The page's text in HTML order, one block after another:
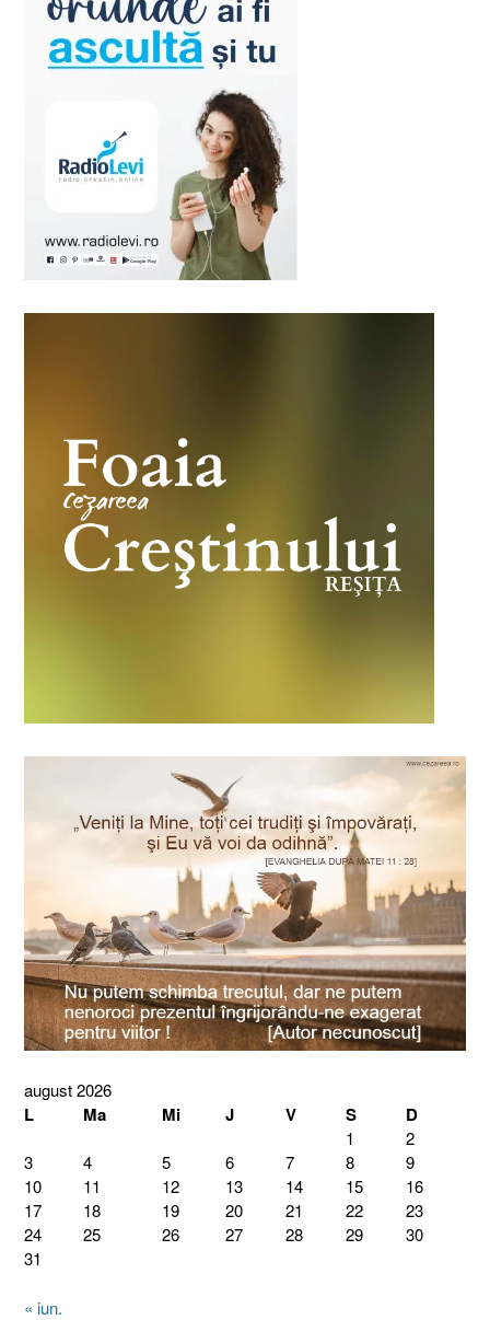
august 2026
L Ma Mi J V S D
1
2
3
4 5 6 7 8
9
10
11 12 13 14 15
16
17
18 19 20 21 22
23
24
25 26 27 28 29
30
31
« iun.